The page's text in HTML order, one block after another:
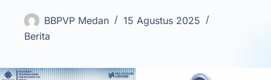
BBPVP Medan
15 Agustus 2025
Berita